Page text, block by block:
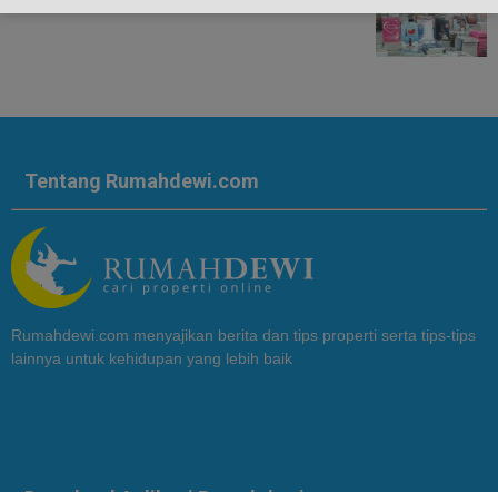
Tentang Rumahdewi.com
Rumahdewi.com menyajikan berita dan tips properti serta tips-tips
lainnya untuk kehidupan yang lebih baik